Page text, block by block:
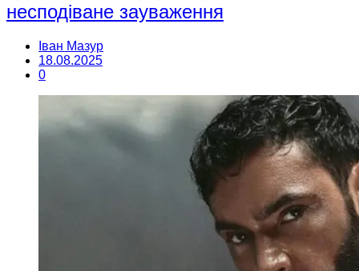
несподіване зауваження
Іван Мазур
18.08.2025
0